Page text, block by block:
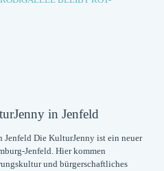
in Jenfeld
Die KulturJenny ist ein neuer
Jenfeld. Hier kommen
und bürgerschaftliches